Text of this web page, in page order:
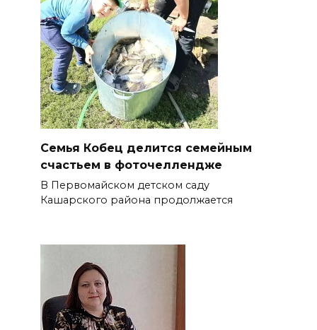
Семья Кобец делится семейным
счастьем в фоточеллендже
В Первомайском детском саду
Кашарского района продолжается